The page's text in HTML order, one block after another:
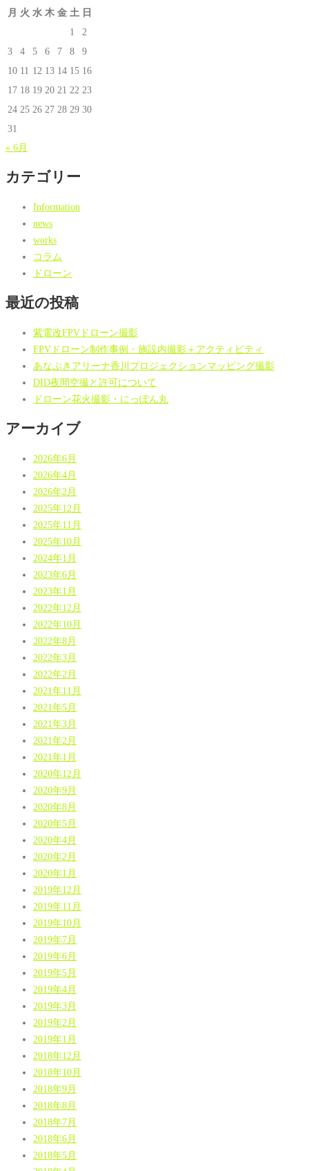
月 火 水 木 金 土 日
1
2
3
4 5 6 7 8
9
10 11 12 13 14 15 16
17 18 19 20 21 22 23
24 25 26 27 28 29 30
31
« 6月
カテゴリー
Information
news
works
コラム
ドローン
最近の投稿
紫電改FPVドローン撮影
FPVドローン制作事例・施設内撮影＋アクティビティ
あなぶきアリーナ香川プロジェクションマッピング撮影
DID夜間空撮と許可について
ドローン花火撮影・にっぽん丸
アーカイブ
2026年6月
2026年4月
2026年2月
2025年12月
2025年11月
2025年10月
2024年1月
2023年6月
2023年1月
2022年12月
2022年10月
2022年8月
2022年3月
2022年2月
2021年11月
2021年5月
2021年3月
2021年2月
2021年1月
2020年12月
2020年9月
2020年8月
2020年5月
2020年4月
2020年2月
2020年1月
2019年12月
2019年11月
2019年10月
2019年7月
2019年6月
2019年5月
2019年4月
2019年3月
2019年2月
2019年1月
2018年12月
2018年10月
2018年9月
2018年8月
2018年7月
2018年6月
2018年5月